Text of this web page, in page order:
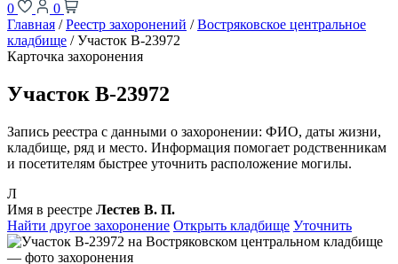
0
0
Главная / Реестр захоронений / Востряковское центральное
кладбище / Участок В-23972
Карточка захоронения
Участок В-23972
Запись реестра с данными о захоронении: ФИО, даты жизни,
кладбище, ряд и место. Информация помогает родственникам
и посетителям быстрее уточнить расположение могилы.
Л
Имя в реестре Лестев В. П.
Найти другое захоронение Открыть кладбище Уточнить